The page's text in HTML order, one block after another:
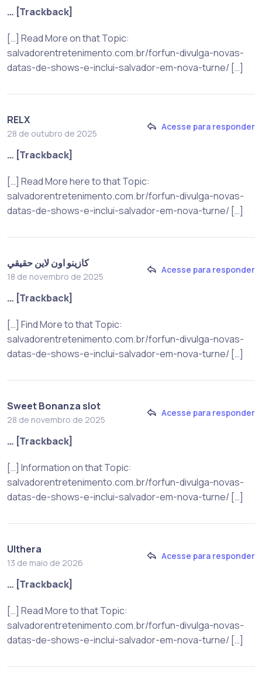
… [Trackback]
[…] Read More on that Topic:
salvadorentretenimento.com.br/forfun-divulga-novas-
datas-de-shows-e-inclui-salvador-em-nova-turne/ […]
RELX
28 de outubro de 2025
Acesse para responder
… [Trackback]
[…] Read More here to that Topic:
salvadorentretenimento.com.br/forfun-divulga-novas-
datas-de-shows-e-inclui-salvador-em-nova-turne/ […]
كازينو اون لاين حقيقي
18 de novembro de 2025
Acesse para responder
… [Trackback]
[…] Find More to that Topic:
salvadorentretenimento.com.br/forfun-divulga-novas-
datas-de-shows-e-inclui-salvador-em-nova-turne/ […]
Sweet Bonanza slot
28 de novembro de 2025
Acesse para responder
… [Trackback]
[…] Information on that Topic:
salvadorentretenimento.com.br/forfun-divulga-novas-
datas-de-shows-e-inclui-salvador-em-nova-turne/ […]
Ulthera
13 de maio de 2026
Acesse para responder
… [Trackback]
[…] Read More to that Topic:
salvadorentretenimento.com.br/forfun-divulga-novas-
datas-de-shows-e-inclui-salvador-em-nova-turne/ […]